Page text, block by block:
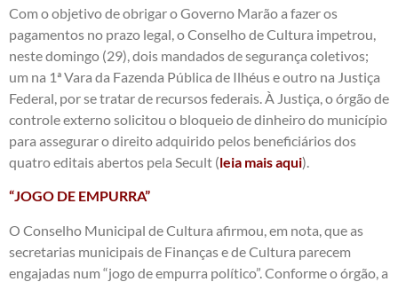
Com o objetivo de obrigar o Governo Marão a fazer os
pagamentos no prazo legal, o Conselho de Cultura impetrou,
neste domingo (29), dois mandados de segurança coletivos;
um na 1ª Vara da Fazenda Pública de Ilhéus e outro na Justiça
Federal, por se tratar de recursos federais. À Justiça, o órgão de
controle externo solicitou o bloqueio de dinheiro do município
para assegurar o direito adquirido pelos beneficiários dos
quatro editais abertos pela Secult (leia mais aqui).
“JOGO DE EMPURRA”
O Conselho Municipal de Cultura afirmou, em nota, que as
secretarias municipais de Finanças e de Cultura parecem
engajadas num “jogo de empurra político”. Conforme o órgão, a